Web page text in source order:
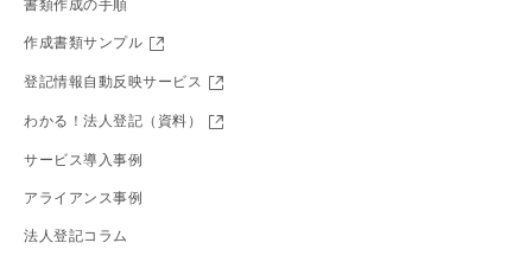
書類作成の手順
作成書類サンプル
登記情報自動反映サービス
わかる！法人登記（資料）
サービス導入事例
アライアンス事例
法人登記コラム